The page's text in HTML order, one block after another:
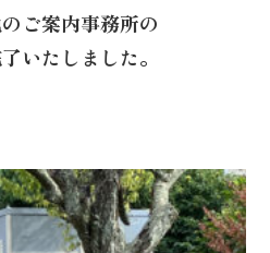
ご案内事務所の
いたしました。